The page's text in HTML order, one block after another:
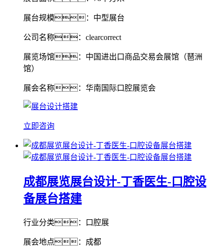
展台规模：中型展台
公司名称：clearcorrect
展览场馆：中国进出口商品交易会展馆（琶洲
馆）
展会名称：华南国际口腔展览会
立即咨询
成都展览展台设计-丁香医生-口腔设
备展台搭建
行业分类：口腔展
展会地点：成都